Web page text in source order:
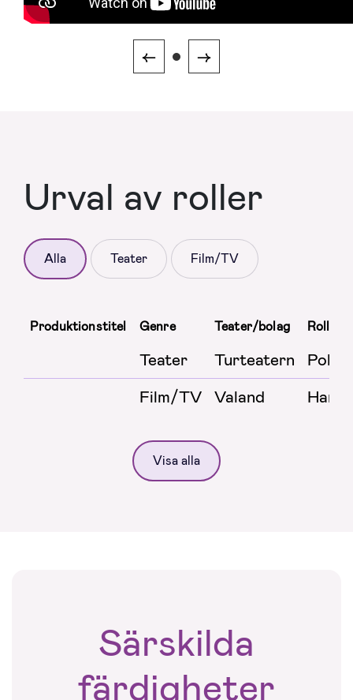
← →
Urval av roller
Alla Teater Film/TV
Produktionstitel Genre Teater/bolag Roll/
Teater Turteatern
Film/TV Valand
Visa alla
Särskilda
färdigheter